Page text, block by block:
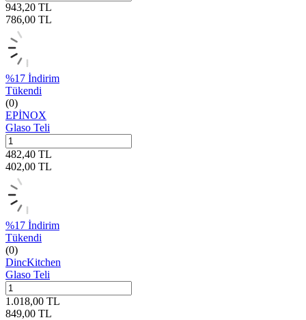
943,20 TL
786,00 TL
%17 İndirim
Tükendi
(0)
EPİNOX
Glaso Teli
482,40 TL
402,00 TL
%17 İndirim
Tükendi
(0)
DincKitchen
Glaso Teli
1.018,00 TL
849,00 TL